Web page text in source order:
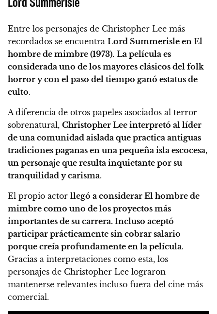
Entre los personajes de Christopher Lee más
recordados se encuentra Lord Summerisle en El
hombre de mimbre (1973). La película es
considerada uno de los mayores clásicos del folk
horror y con el paso del tiempo ganó estatus de
culto.
A diferencia de otros papeles asociados al terror
sobrenatural, Christopher Lee interpretó al líder
de una comunidad aislada que practica antiguas
tradiciones paganas en una pequeña isla escocesa,
un personaje que resulta inquietante por su
tranquilidad y carisma.
El propio actor llegó a considerar El hombre de
mimbre como uno de los proyectos más
importantes de su carrera. Incluso aceptó
participar prácticamente sin cobrar salario
porque creía profundamente en la película.
Gracias a interpretaciones como esta, los
personajes de Christopher Lee lograron
mantenerse relevantes incluso fuera del cine más
comercial.